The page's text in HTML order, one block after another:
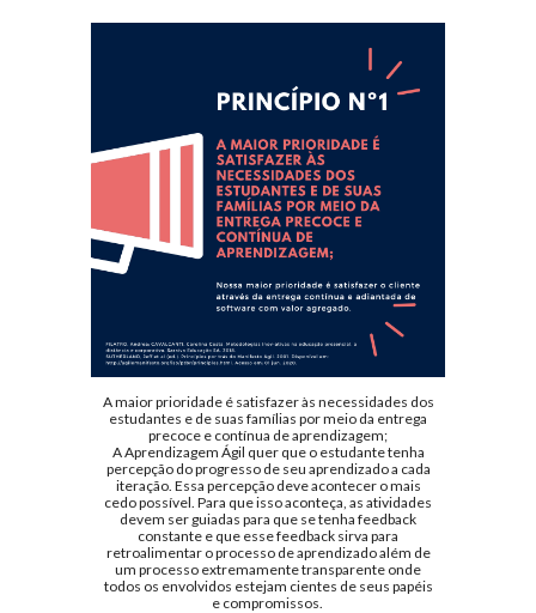
A maior prioridade é satisfazer às necessidades dos
estudantes e de suas famílias por meio da entrega
precoce e contínua de aprendizagem;
A Aprendizagem Ágil quer que o estudante tenha
percepção do progresso de seu aprendizado a cada
iteração. Essa percepção deve acontecer o mais
cedo possível. Para que isso aconteça, as atividades
devem ser guiadas para que se tenha feedback
constante e que esse feedback sirva para
retroalimentar o processo de aprendizado além de
um processo extremamente transparente onde
todos os envolvidos estejam cientes de seus papéis
e compromissos.